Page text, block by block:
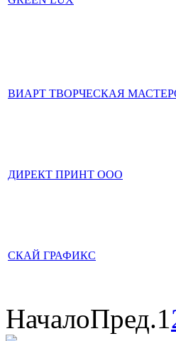
ВИАРТ ТВОРЧЕСКАЯ
ДИРЕКТ ПРИНТ ООО
СКАЙ ГРАФИКС
НачалоПред.1